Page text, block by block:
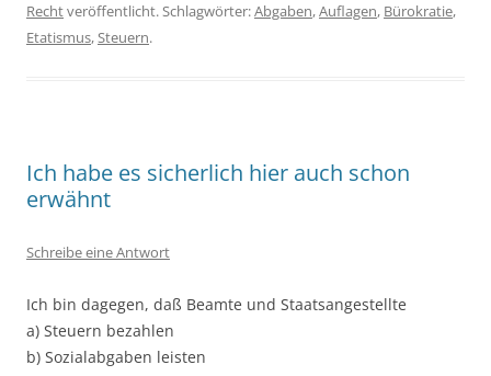
Rechtveröffentlicht. Schlagwörter:Abgaben,Auflagen, Bürokratie,
Etatismus,Steuern.
Ich habe es sicherlich hier auch schon
erwähnt
Schreibe eine Antwort
Ich bin dagegen, daß Beamte und Staatsangestellte
a) Steuern bezahlen
b) Sozialabgaben leisten